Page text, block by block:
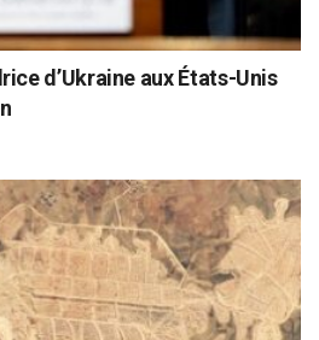
d’Ukraine aux États-Unis